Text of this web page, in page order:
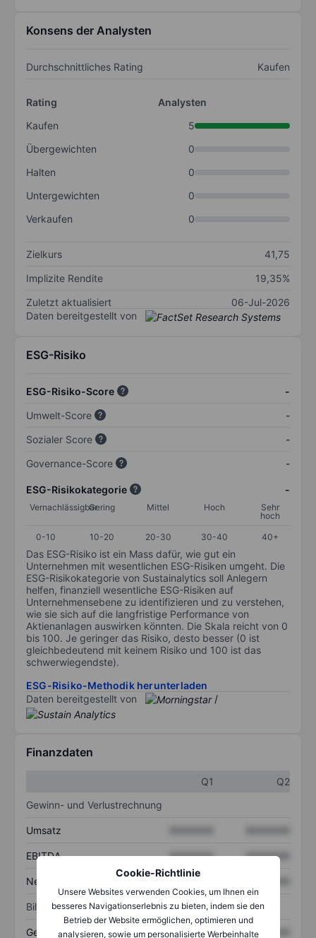
Cookie-Richtlinie
Unsere Websites verwenden Cookies, um Ihnen ein
besseres Navigationserlebnis zu bieten, indem sie den
Betrieb der Website ermöglichen, optimieren und
analysieren, sowie um personalisierte Werbeinhalte
Konsens der Analysten
Durchschnittliches Rating Kaufen
Rating
Analysten
Kaufen
5
Übergewichten
0
Halten
0
Untergewichten
0
Verkaufen
0
Zielkurs
41,75
Implizite Rendite
19,35%
Zuletzt aktualisiert
06-Jul-2026
Daten bereitgestellt von
ESG-Risiko
ESG-Risiko-Score
-
Umwelt-Score
-
Sozialer Score
-
Governance-Score
-
ESG-Risikokategorie -
VernachlässigbarGering Mittel Hoch
Sehr
hoch
0-10
10-20 20-30 30-40 40+
Das ESG-Risiko ist ein Mass dafür, wie gut ein
Unternehmen mit wesentlichen ESG-Risiken umgeht. Die
ESG-Risikokategorie von Sustainalytics soll Anlegern
helfen, finanziell wesentliche ESG-Risiken auf
Unternehmensebene zu identifizieren und zu verstehen,
wie sie sich auf die langfristige Performance von
Aktienanlagen auswirken könnten. Die Skala reicht von 0
bis 100. Je geringer das Risiko, desto besser (0 ist
gleichbedeutend mit keinem Risiko und 100 ist das
schwerwiegendste).
ESG-Risiko-Methodik herunterladen
Daten bereitgestellt von
/
Finanzdaten
Q1
Q2
Gewinn- und Verlustrechnung
Umsatz
EBITDA XXXXXXX XXXXXXX
Nettoeinkommen XXXXXXX
Bilanz
Gesamtvermögen XXXXXXX XXXXXXX